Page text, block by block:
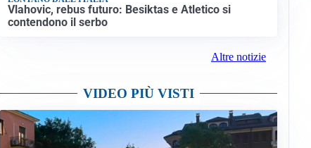
Vlahovic, rebus futuro: Besiktas e Atletico si
contendono il serbo
Altre notizie
VIDEO PIÙ VISTI